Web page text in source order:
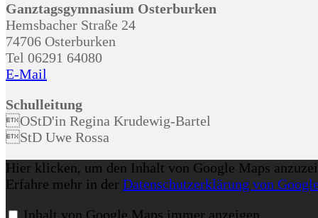
Ganztagsgymnasium Osterburken
Hemsbacher Straße 24
74706 Osterburken
Tel 06291 64080
E-Mail
Schulleitung
OStD'in Regina Krudewig-Bartel
StD Uwe Rossa
Inhalt
von
Google
anzeigen
Hier klicken, um den Inhalt von Google Maps
Erfahre mehr in der Datenschutzerklärung von
Inhalt von Google Maps immer anzeigen